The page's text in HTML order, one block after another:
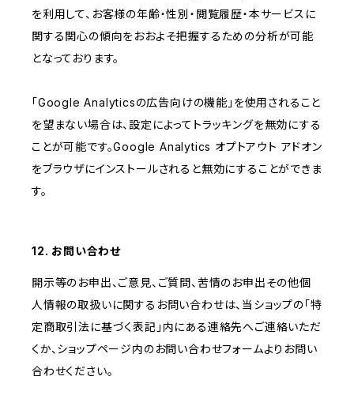
を利用して、お客様の年齢・性別・閲覧履歴・本サービスに
関する関心の傾向をおおよそ把握するための分析が可能
となっております。
「Google Analyticsの広告向けの機能」を使用されること
を望まない場合は、設定によってトラッキングを無効にする
ことが可能です。Google Analytics オプトアウト アドオン
をブラウザにインストールされると無効にすることができま
す。
12. お問い合わせ
開示等のお申出、ご意見、ご質問、苦情のお申出その他個
人情報の取扱いに関するお問い合わせは、当ショップの「特
定商取引法に基づく表記」内にある連絡先へご連絡いただ
くか、ショップページ内のお問い合わせフォームよりお問い
合わせください。